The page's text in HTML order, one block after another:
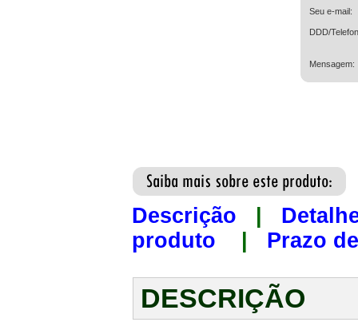
Seu e-mail:
DDD/
Mensagem:
Descrição
produto
Prazo
DESCRIÇÃO